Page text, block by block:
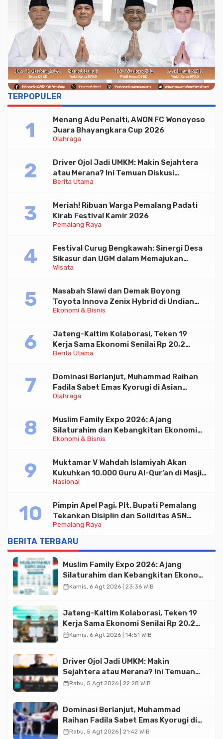
TERPOPULER
Olahraga
Menang Adu Penalti, AWON FC Wonoyoso
Juara Bhayangkara Cup 2026
Berita Utama
Driver Ojol Jadi UMKM: Makin Sejahtera
atau Merana? Ini Temuan Diskusi
Paramadina
Pemalang Raya
Meriah! Ribuan Warga Pemalang Padati
Kirab Festival Kamir 2026
Wisata
Festival Curug Bengkawah: Sinergi Desa
Sikasur dan UGM dalam Memajukan
Wisata serta UMKM Lokal
Ekonomi & Bisnis
Nasabah Slawi dan Demak Boyong
Toyota Innova Zenix Hybrid di Undian
Tabungan Bima Bank Jateng
Berita Utama
Jateng-Kaltim Kolaborasi, Teken 19
Kerja Sama Ekonomi Senilai Rp 20,2
Triliun
Olahraga
Dominasi Berlanjut, Muhammad Raihan
Fadila Sabet Emas Kyorugi di Asian
Taekwondo Indonesia Open 2026
Ekonomi & Bisnis
Muslim Family Expo 2026: Ajang
Silaturahim dan Kebangkitan Ekonomi
Halal di Jakarta
Nasional
Muktamar V Wahdah Islamiyah Akan
Kukuhkan 10.000 Guru Al-Qur’an di Masjid
Istiqlal
Pemalang Raya
Pimpin Apel Pagi, Plt. Bupati Pemalang
Tekankan Disiplin dan Soliditas ASN
untuk Pelayanan Publik
BERITA TERBARU
Muslim Family Expo 2026: Ajang
Silaturahim dan Kebangkitan Ekonomi
Halal di Jakarta
calendar_monthKamis, 6 Agt 2026 | 23:36 WIB
Jateng-Kaltim Kolaborasi, Teken 19
Kerja Sama Ekonomi Senilai Rp 20,2
Triliun
calendar_monthKamis, 6 Agt 2026 | 14:51 WIB
Driver Ojol Jadi UMKM: Makin
Sejahtera atau Merana? Ini Temuan
Diskusi Paramadina
calendar_monthRabu, 5 Agt 2026 | 22:28 WIB
Dominasi Berlanjut, Muhammad
Raihan Fadila Sabet Emas Kyorugi di
Asian Taekwondo Indonesia Open
calendar_monthRabu, 5 Agt 2026 | 21:42 WIB